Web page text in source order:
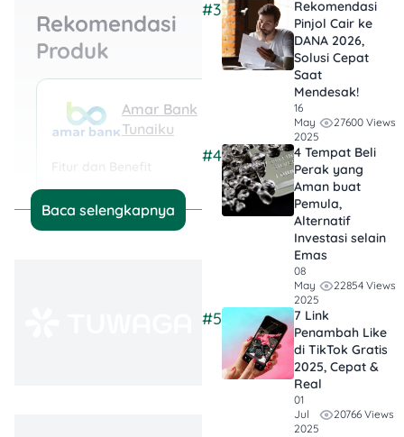
Rekomendasi
Produk
Amar Bank
Tunaiku
Fitur dan Benefit
3% - 5% per bulan
Fitur dan Benefit
Annual Fee
Rp300.000 (Gratis
pertama)
Konversi Poin
Setiap transaksi
mendapat 1 Livin'
Cashback
Data tidak tersedia
Baca selengkapnya
#3
Rekomendasi
Pinjol Cair ke
DANA 2026,
Solusi Cepat
Saat
Mendesak!
16
May
2025
27600 Views
#4
4 Tempat Beli
Perak yang
Aman buat
Pemula,
Alternatif
Investasi selain
Emas
08
May
2025
22854 Views
#5
7 Link
Penambah Like
di TikTok Gratis
2025, Cepat &
Real
01
Jul
2025
20766 Views